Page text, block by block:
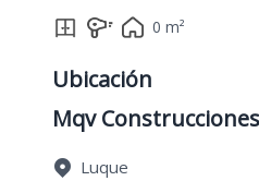
0 m²
Ubicación
Mqv Construcciones
Luque